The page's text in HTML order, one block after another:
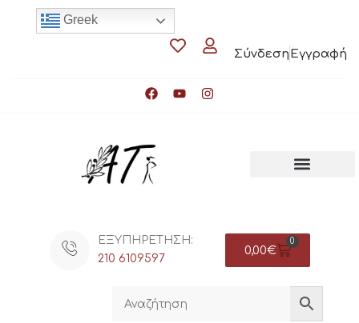
Σύνδεση Εγγραφή
Greek
ΕΞΥΠΗΡΕΤΗΣΗ:
210 6109597
0,00€
0